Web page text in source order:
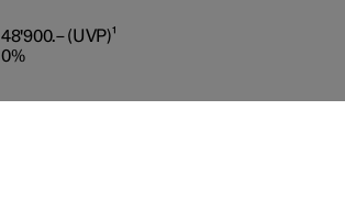
48'900.– (UVP)¹
0%